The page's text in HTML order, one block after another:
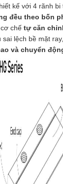
kế với 4 rãnh bi
đều theo bốn
cơ chế tự căn
sai lệch bề mặt
và chuyển